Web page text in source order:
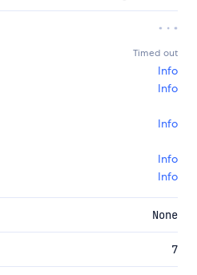
Timed out
Info
Info
Info
Info
Info
None
7